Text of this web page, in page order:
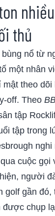
thủ
nổ từ
một nhân
mật theo
off. Theo
tập
tập trong
cuộc gọi
người
golf gần
chụp